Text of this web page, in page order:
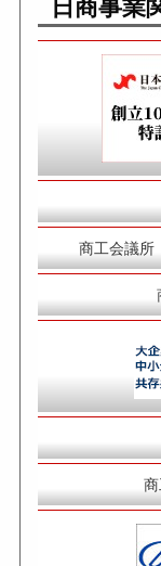
日商事業
商工会議所